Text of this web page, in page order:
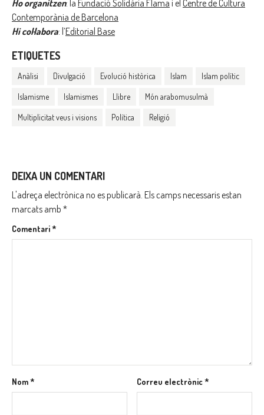
Ho organitzen: la Fundació Solidària Flama i el Centre de Cultura
Contemporània de Barcelona
Hi col·labora: l’Editorial Base
ETIQUETES
Anàlisi Divulgació Evolució històrica Islam Islam polític
Islamisme Islamismes Llibre Món arabomusulmà
Multiplicitat veus i visions Política Religió
DEIXA UN COMENTARI
L'adreça electrònica no es publicarà. Els camps necessaris estan
marcats amb *
Comentari*
Nom* Correu electrònic*